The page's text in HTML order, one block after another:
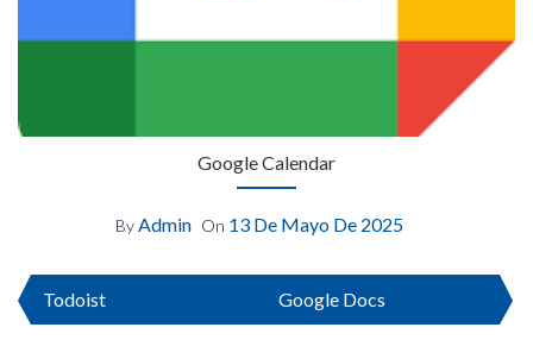
Google Calendar
ByAdmin On 13 De Mayo De 2025
Todoist Google Docs